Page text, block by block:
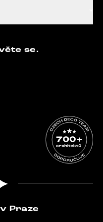
se.
Praze